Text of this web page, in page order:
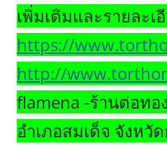
เพิ่มเติมและรายละเ
https://
http://
flamena -ร้านต่อทอ
อำเภอสมเด็จ จังหวั